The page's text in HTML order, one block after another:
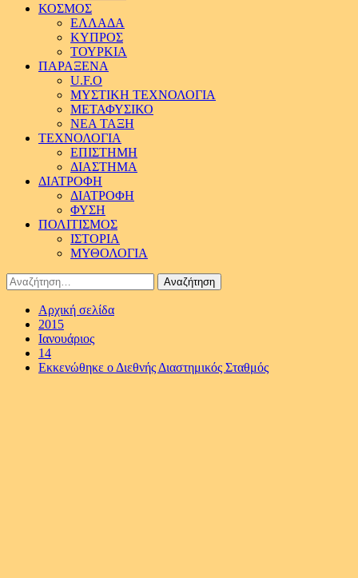
ΚΟΣΜΟΣ
ΕΛΛΑΔΑ
ΚΥΠΡΟΣ
ΤΟΥΡΚΙΑ
ΠΑΡΑΞΕΝΑ
U.F.O
ΜΥΣΤΙΚΗ ΤΕΧΝΟΛΟΓΙΑ
ΜΕΤΑΦΥΣΙΚΟ
ΝΕΑ ΤΑΞΗ
ΤΕΧΝΟΛΟΓΙΑ
ΕΠΙΣΤΗΜΗ
ΔΙΑΣΤΗΜΑ
ΔΙΑΤΡΟΦΗ
ΔΙΑΤΡΟΦΗ
ΦΥΣΗ
ΠΟΛΙΤΙΣΜΟΣ
ΙΣΤΟΡΙΑ
ΜΥΘΟΛΟΓΙΑ
Αναζήτηση
για:
Αρχική σελίδα
2015
Ιανουάριος
14
Εκκενώθηκε ο Διεθνής Διαστημικός Σταθμός